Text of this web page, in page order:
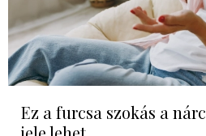
Ez a furcsa szokás a